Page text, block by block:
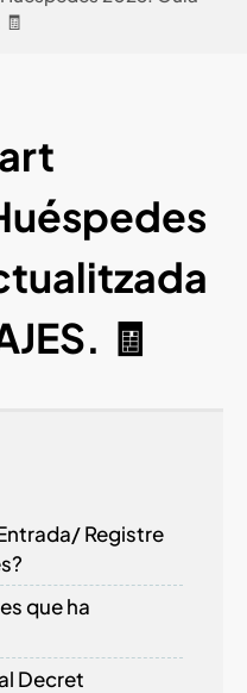
🧾
Registre
que ha
Decret